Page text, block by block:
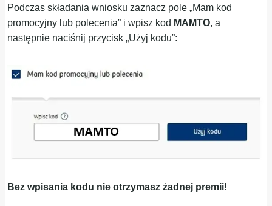
Podczas składania wniosku zaznacz pole „Mam kod
promocyjny lub polecenia” i wpisz kod MAMTO, a
następnie naciśnij przycisk „Użyj kodu”:
Bez wpisania kodu nie otrzymasz żadnej premii!